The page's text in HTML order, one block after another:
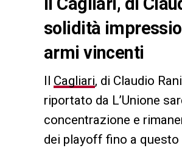
solidità
armi vincenti
Il Cagliari, di Claudio
riportato da L’Unione
concentrazione e
dei playoff fino a questo